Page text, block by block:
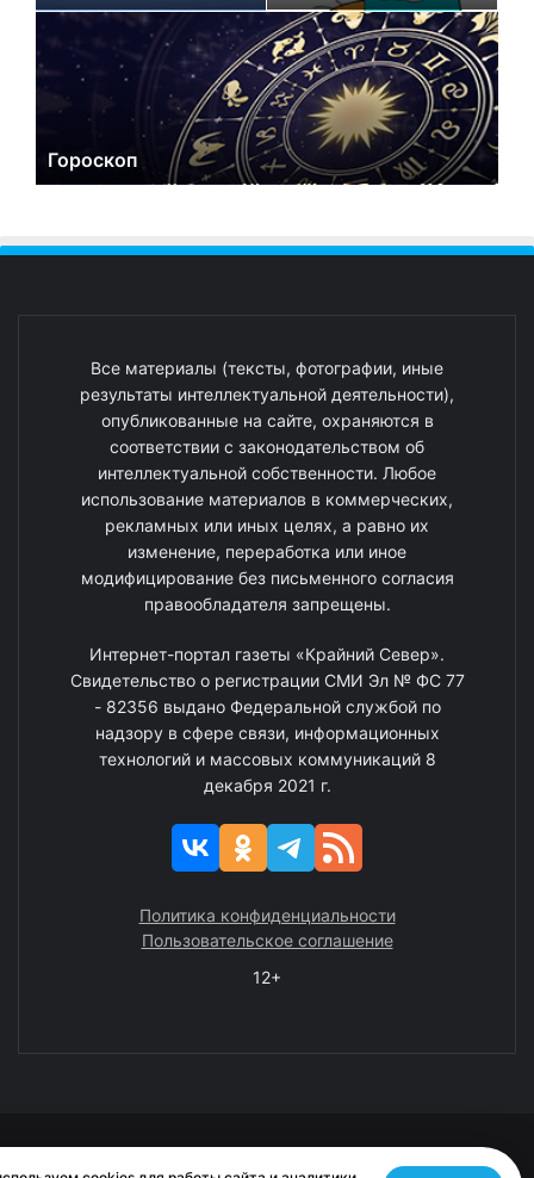
Гороскоп
Все материалы (тексты, фотографии, иные
результаты интеллектуальной деятельности),
опубликованные на сайте, охраняются в
соответствии с законодательством об
интеллектуальной собственности. Любое
использование материалов в коммерческих,
рекламных или иных целях, а равно их
изменение, переработка или иное
модифицирование без письменного согласия
правообладателя запрещены.
Интернет-портал газеты «Крайний Север».
Свидетельство о регистрации СМИ Эл № ФС 77
- 82356 выдано Федеральной службой по
надзору в сфере связи, информационных
технологий и массовых коммуникаций 8
декабря 2021 г.
Политика конфиденциальности
Пользовательское соглашение
12+